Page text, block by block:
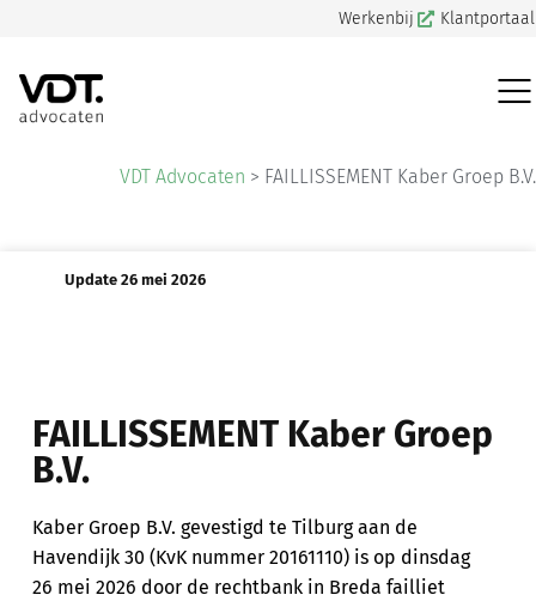
Werkenbij Klantportaal
VDT Advocaten > FAILLISSEMENT Kaber Groep B.V.
Update 26 mei 2026
FAILLISSEMENT Kaber Groep
B.V.
Kaber Groep B.V. gevestigd te Tilburg aan de
Havendijk 30 (KvK nummer 20161110) is op dinsdag
26 mei 2026 door de rechtbank in Breda failliet